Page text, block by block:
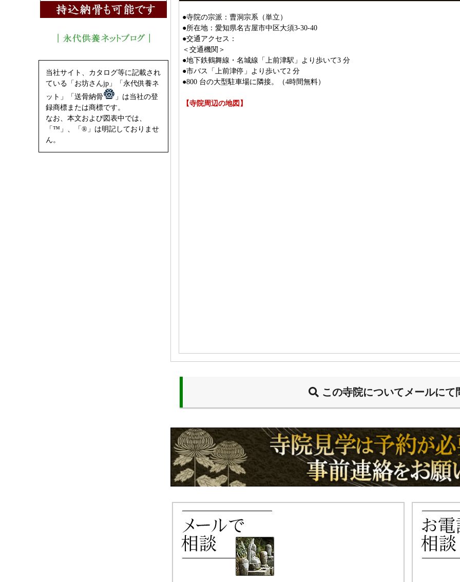
当社サイト、カタログ等に記載され
ている「お坊さんjp」「永代供養ネ
ット」「送骨納骨
」は当社の登
録商標または商標です。
なお、本文および図表中では、
「™」、「®」は明記しておりませ
ん。
●寺院の宗派：曹洞宗系（単立）
●所在地：愛知県名古屋市中区大須3-30-40
●交通アクセス：
＜交通機関＞
●地下鉄鶴舞線・名城線「上前津駅」より歩いて3 分
●市バス「上前津停」より歩いて2 分
●800 台の大型駐車場に隣接。（4時間無料）
【寺院周辺の地図】
この寺院についてメールにて